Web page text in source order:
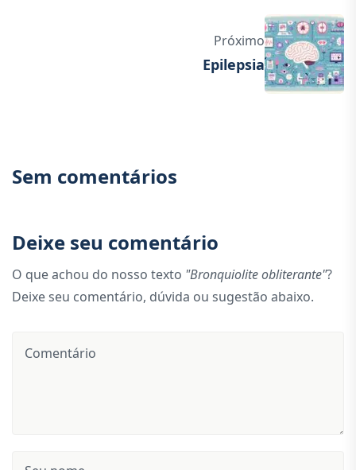
Próximo
Epilepsia
Sem comentários
Deixe seu comentário
O que achou do nosso texto "Bronquiolite obliterante"?
Deixe seu comentário, dúvida ou sugestão abaixo.